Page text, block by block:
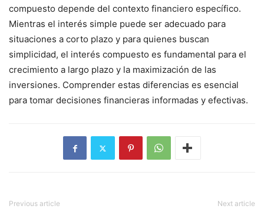
compuesto depende del contexto financiero específico.
Mientras el interés simple puede ser adecuado para
situaciones a corto plazo y para quienes buscan
simplicidad, el interés compuesto es fundamental para el
crecimiento a largo plazo y la maximización de las
inversiones. Comprender estas diferencias es esencial
para tomar decisiones financieras informadas y efectivas.
Previous article Next article